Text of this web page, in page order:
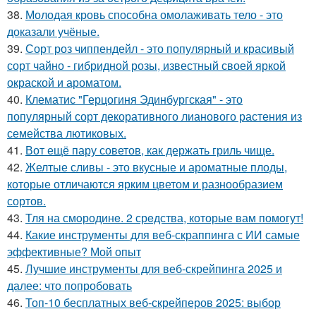
38. Молодая кровь способна омолаживать тело - это
доказали учёные.
39. Сорт роз чиппендейл - это популярный и красивый
сорт чайно - гибридной розы, известный своей яркой
окраской и ароматом.
40. Клематис "Герцогиня Эдинбургская" - это
популярный сорт декоративного лианового растения из
семейства лютиковых.
41. Вот ещё пару советов, как держать гриль чище.
42. Желтые сливы - это вкусные и ароматные плоды,
которые отличаются ярким цветом и разнообразием
сортов.
43. Тля на смoродинe. 2 срeдства, которые вам помoгут!
44. Какие инструменты для веб-скраппинга с ИИ самые
эффективные? Мой опыт
45. Лучшие инструменты для веб-скрейпинга 2025 и
далее: что попробовать
46. Топ-10 бесплатных веб-скрейперов 2025: выбор